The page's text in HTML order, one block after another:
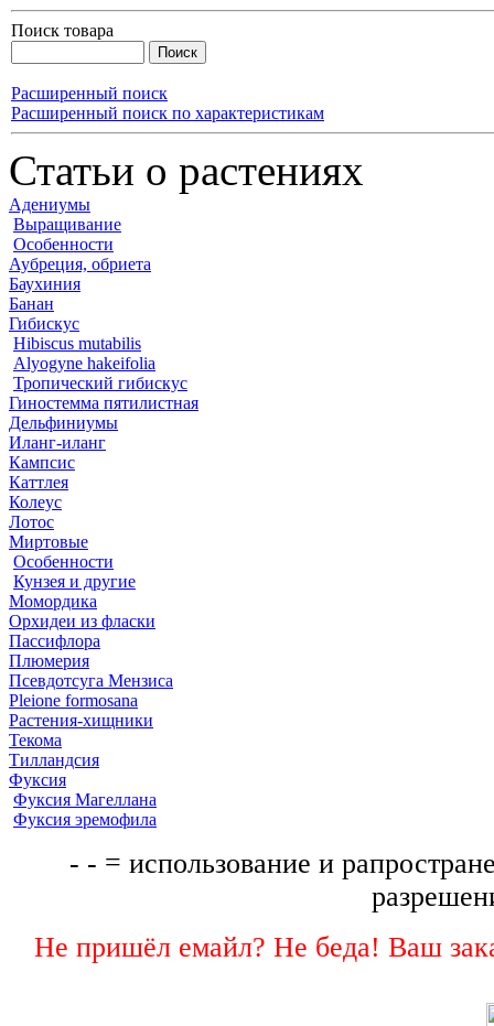
Поиск товара
Расширенный поиск
Расширенный поиск по характеристикам
Статьи о растениях
Адениумы
Выращивание
Особенности
Аубреция, обриета
Баухиния
Банан
Гибискус
Hibiscus mutabilis
Alyogyne hakeifolia
Тропический гибискус
Гиностемма пятилистная
Дельфиниумы
Иланг-иланг
Кампсис
Каттлея
Колеус
Лотос
Миртовые
Особенности
Кунзея и другие
Момордика
Орхидеи из фласки
Пассифлора
Плюмерия
Псевдотсуга Мензиса
Pleione formosana
Растения-хищники
Текома
Тилландсия
Фуксия
Фуксия Магеллана
Фуксия эремофила
- - = использование и
Не пришёл емайл? Не беда! Ваш